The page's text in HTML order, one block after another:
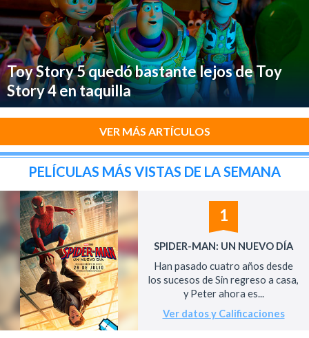
Toy Story 5 quedó bastante lejos de Toy
Story 4 en taquilla
VER MÁS ARTÍCULOS
PELÍCULAS MÁS VISTAS DE LA SEMANA
1
SPIDER-MAN: UN NUEVO DÍA
Han pasado cuatro años desde
los sucesos de Sin regreso a casa,
y Peter ahora es...
Ver datos y Calificaciones